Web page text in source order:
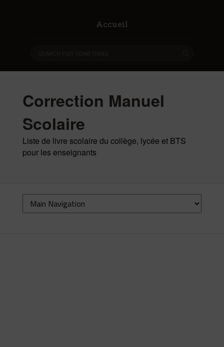
Accueil
Correction Manuel
Scolaire
Liste de livre scolaire du collège, lycée et BTS
pour les enseignants